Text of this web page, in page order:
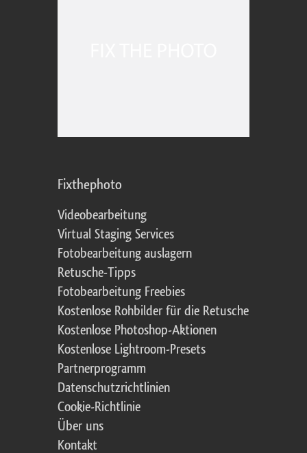
Fixthephoto
Videobearbeitung
Virtual Staging Services
Fotobearbeitung auslagern
Retusche-Tipps
Fotobearbeitung Freebies
Kostenlose Rohbilder für die Retusche
Kostenlose Photoshop-Aktionen
Kostenlose Lightroom-Presets
Partnerprogramm
Datenschutzrichtlinien
Cookie-Richtlinie
Über uns
Kontakt